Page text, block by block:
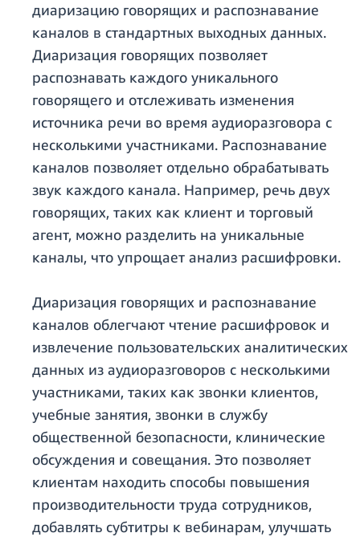
диаризацию говорящих и распознавание
каналов в стандартных выходных данных.
Диаризация говорящих позволяет
распознавать каждого уникального
говорящего и отслеживать изменения
источника речи во время аудиоразговора с
несколькими участниками. Распознавание
каналов позволяет отдельно обрабатывать
звук каждого канала. Например, речь двух
говорящих, таких как клиент и торговый
агент, можно разделить на уникальные
каналы, что упрощает анализ расшифровки.
Диаризация говорящих и распознавание
каналов облегчают чтение расшифровок и
извлечение пользовательских аналитических
данных из аудиоразговоров с несколькими
участниками, таких как звонки клиентов,
учебные занятия, звонки в службу
общественной безопасности, клинические
обсуждения и совещания. Это позволяет
клиентам находить способы повышения
производительности труда сотрудников,
добавлять субтитры к вебинарам, улучшать